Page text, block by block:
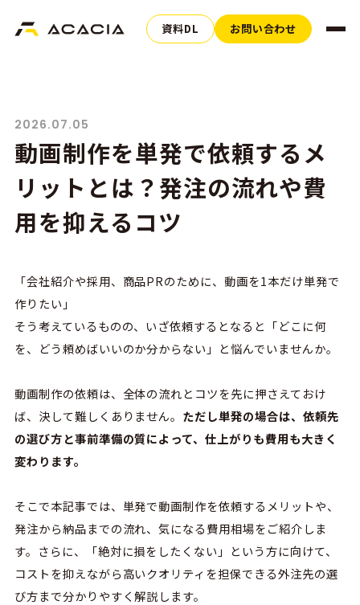
資料DL お問い合わせ
2026.07.05
動画制作を単発で依頼するメ
リットとは？発注の流れや費
用を抑えるコツ
「会社紹介や採用、商品PRのために、動画を1本だけ単発で
作りたい」
そう考えているものの、いざ依頼するとなると「どこに何
を、どう頼めばいいのか分からない」と悩んでいませんか。
動画制作の依頼は、全体の流れとコツを先に押さえておけ
ば、決して難しくありません。 ただし単発の場合は、依頼先
の選び方と事前準備の質によって、仕上がりも費用も大きく
変わります。
そこで本記事では、単発で動画制作を依頼するメリットや、
発注から納品までの流れ、気になる費用相場をご紹介しま
す。さらに、「絶対に損をしたくない」という方に向けて、
コストを抑えながら高いクオリティを担保できる外注先の選
び方まで分かりやすく解説します。